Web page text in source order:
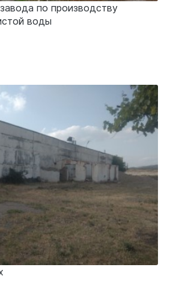
по производству
воды